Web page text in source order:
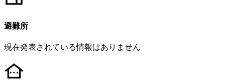
避難所
現在発表されている情報はありません